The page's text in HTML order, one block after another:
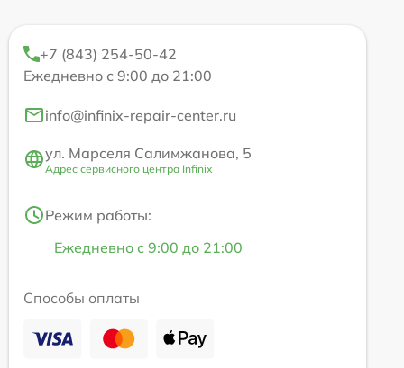
+7 (843) 254-50-42
Ежедневно с 9:00 до 21:00
info@infinix-repair-center.ru
ул. Марселя Салимжанова, 5
Адрес сервисного центра Infinix
Режим работы:
Ежедневно с 9:00 до 21:00
Способы оплаты